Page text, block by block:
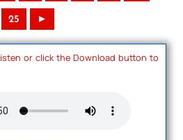
25 ►
or click the Download button to